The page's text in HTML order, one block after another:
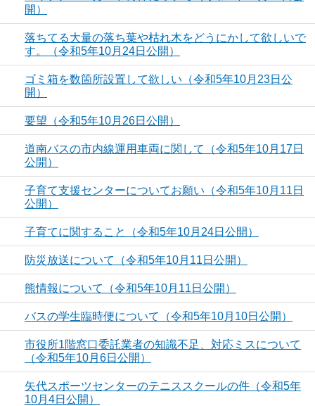
開）
落ちてる大量の落ち葉や枯れ木をどうにかして欲しいで
す。（令和5年10月24日公開）
ゴミ箱を数箇所設置して欲しい（令和5年10月23日公
開）
要望（令和5年10月26日公開）
道南バスの市内線運用車両に関して（令和5年10月17日
公開）
子育て支援センターについてお願い（令和5年10月11日
公開）
子育てに関すること（令和5年10月24日公開）
防災放送について（令和5年10月11日公開）
熊情報について（令和5年10月11日公開）
バスの学生臨時便について（令和5年10月10日公開）
市役所1階窓口委託業者の知識不足、対応ミスについて
（令和5年10月6日公開）
矢代スポーツセンターのテニススクールの件（令和5年
10月4日公開）